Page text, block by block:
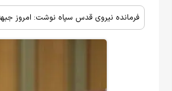
فرمانده نیروی قدس سپاه نوشت: امروز